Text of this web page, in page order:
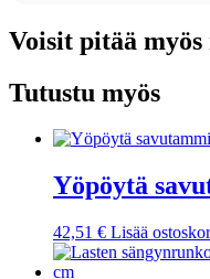
Voisit pitää myös
Tutustu myös
Yöpöytä
42,51 € Lisää